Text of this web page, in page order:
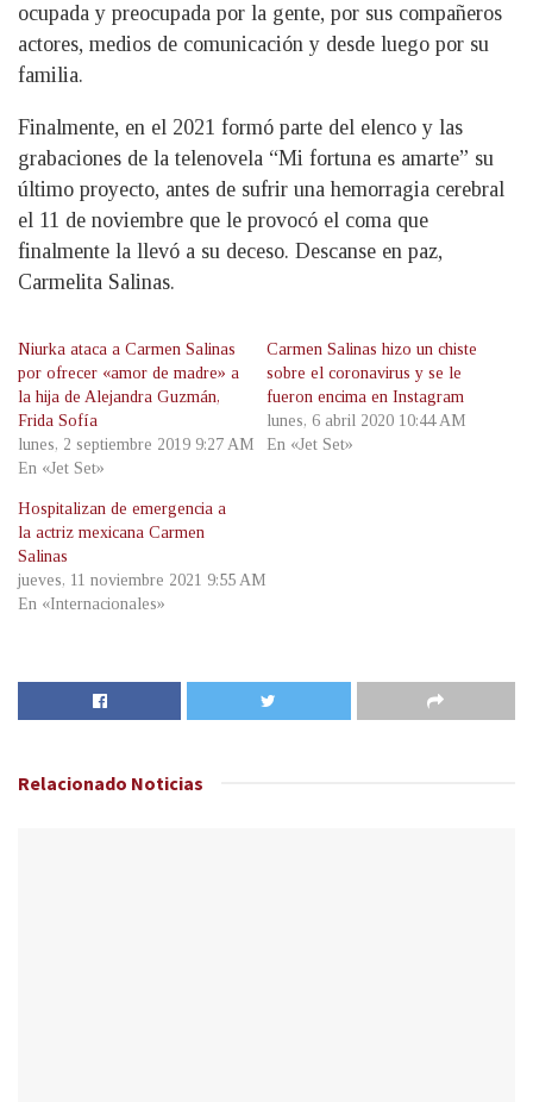
ocupada y preocupada por la gente, por sus compañeros
actores, medios de comunicación y desde luego por su
familia.
Finalmente, en el 2021 formó parte del elenco y las
grabaciones de la telenovela “Mi fortuna es amarte” su
último proyecto, antes de sufrir una hemorragia cerebral
el 11 de noviembre que le provocó el coma que
finalmente la llevó a su deceso. Descanse en paz,
Carmelita Salinas.
Niurka ataca a Carmen Salinas
por ofrecer «amor de madre» a
la hija de Alejandra Guzmán,
Frida Sofía
lunes, 2 septiembre 2019 9:27 AM
En «Jet Set»
Carmen Salinas hizo un chiste
sobre el coronavirus y se le
fueron encima en Instagram
lunes, 6 abril 2020 10:44 AM
En «Jet Set»
Hospitalizan de emergencia a
la actriz mexicana Carmen
Salinas
jueves, 11 noviembre 2021 9:55 AM
En «Internacionales»
Relacionado Noticias